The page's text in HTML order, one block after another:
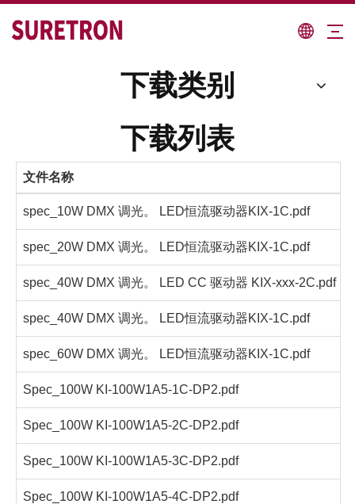
下载类别
下载列表
文件名称
spec_10W DMX 调光。 LED恒流驱动器KIX-1C.pdf
spec_20W DMX 调光。 LED恒流驱动器KIX-1C.pdf
spec_40W DMX 调光。 LED CC 驱动器 KIX-xxx-2C.pdf
spec_40W DMX 调光。 LED恒流驱动器KIX-1C.pdf
spec_60W DMX 调光。 LED恒流驱动器KIX-1C.pdf
Spec_100W KI-100W1A5-1C-DP2.pdf
Spec_100W KI-100W1A5-2C-DP2.pdf
Spec_100W KI-100W1A5-3C-DP2.pdf
Spec_100W KI-100W1A5-4C-DP2.pdf